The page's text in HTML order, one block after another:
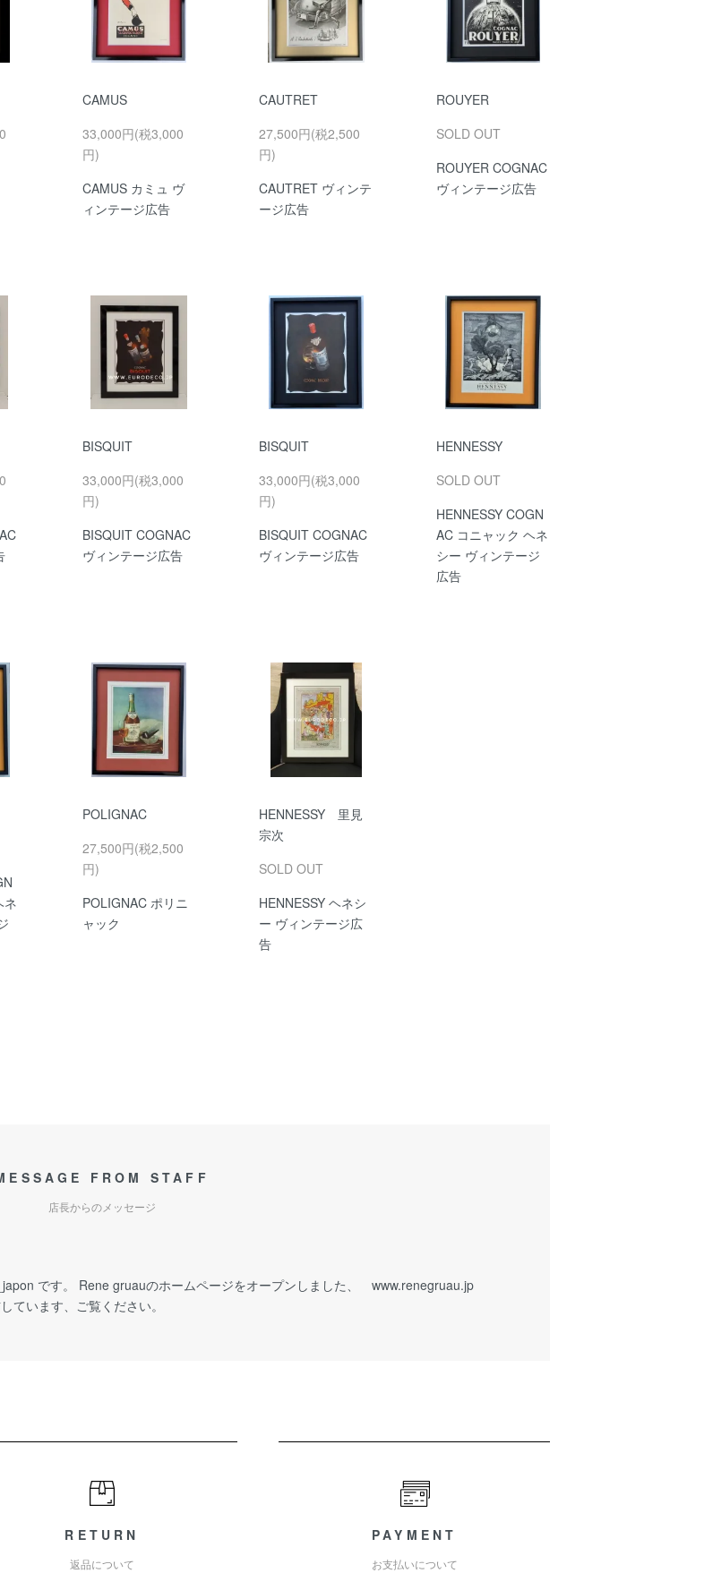
CAMUS
33,000円(税3,000
円)
CAMUS カミュ ヴ
ィンテージ広告
CAUTRET
27,500円(税2,500
円)
CAUTRET ヴィンテ
ージ広告
ROUYER
SOLD OUT
ROUYER COGNAC
ヴィンテージ広告
BISQUIT
33,000円(税3,000
円)
BISQUIT COGNAC
ヴィンテージ広告
BISQUIT
33,000円(税3,000
円)
BISQUIT COGNAC
ヴィンテージ広告
HENNESSY
SOLD OUT
HENNESSY COGN
AC コニャック ヘネ
シー ヴィンテージ
広告
ネ
POLIGNAC
27,500円(税2,500
円)
POLIGNAC ポリニ
ャック
HENNESSY 里見
宗次
SOLD OUT
HENNESSY ヘネシ
ー ヴィンテージ広
告
FROM STAFF
店長からのメッセージ
です。 Rene gruauのホームページをオープンしました、 www.renegruau.jp
ています、ご覧ください。
RETURN
返品について
PAYMENT
お支払いについて